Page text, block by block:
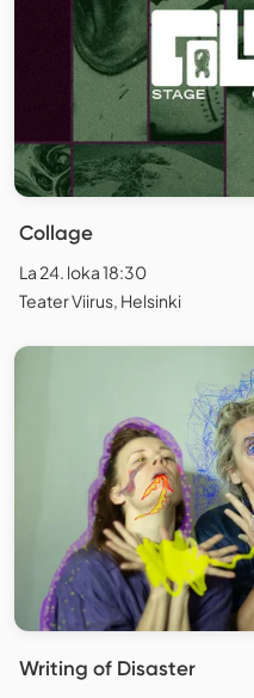
Collage
La 24. loka 18:30
Teater Viirus, Helsinki
Writing of Disaster